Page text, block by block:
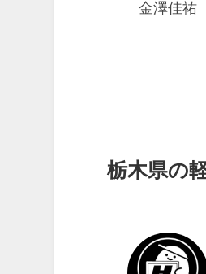
金澤佳祐
栃木県の